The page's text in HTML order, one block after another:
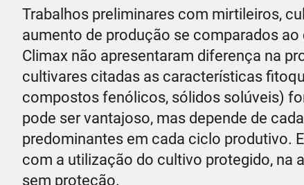
Trabalhos preliminares com mirtileiros,
aumento de produção se comparados
Climax não apresentaram diferença na
cultivares citadas as características
compostos fenólicos, sólidos solúveis)
pode ser vantajoso, mas depende de
predominantes em cada ciclo produtivo.
com a utilização do cultivo protegido, na
sem proteção.